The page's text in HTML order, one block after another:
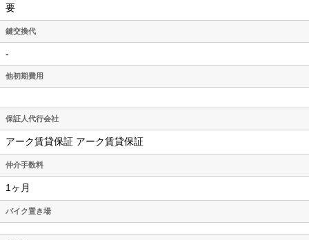
要
鍵交換代
-
他初期費用
保証人代行会社
アーク賃貸保証 アーク賃貸保証
仲介手数料
1ヶ月
バイク置き場